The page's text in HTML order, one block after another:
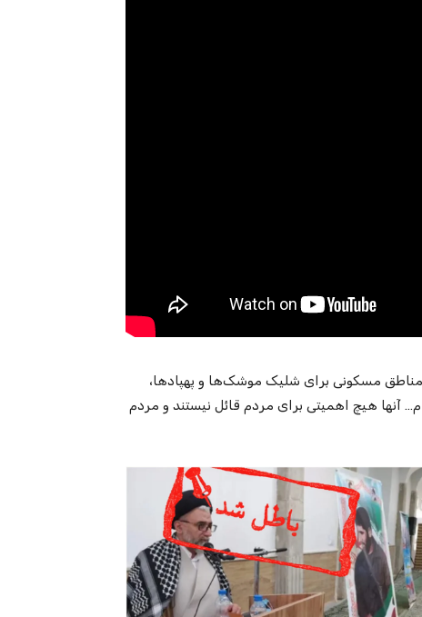
مناطق مسکونی برای شلیک موشک‌ها و پهپادها،
آنها هیچ اهمیتی برای مردم قائل نیستند و مردم